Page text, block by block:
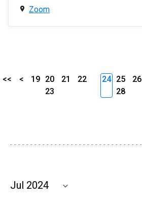
Zoom
<< < 19 20 21
22
23
24 25 26
28